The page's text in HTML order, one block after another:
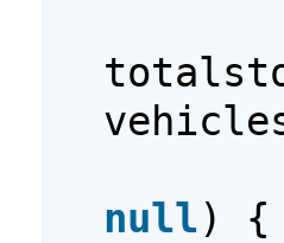
null) {